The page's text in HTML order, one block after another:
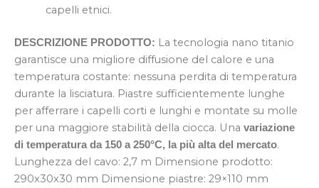
capelli etnici.
DESCRIZIONE PRODOTTO: La tecnologia nano titanio
garantisce una migliore diffusione del calore e una
temperatura costante: nessuna perdita di temperatura
durante la lisciatura. Piastre sufficientemente lunghe
per afferrare i capelli corti e lunghi e montate su molle
per una maggiore stabilità della ciocca. Una variazione
di temperatura da 150 a 250°C, la più alta del mercato.
Lunghezza del cavo: 2,7 m Dimensione prodotto:
290x30x30 mm Dimensione piastre: 29×110 mm